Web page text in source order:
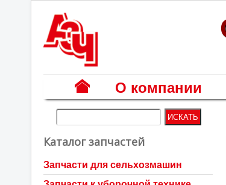
Г
л
а
в
н
О компании
Каталог запчастей
Запчасти для сельхозмашин